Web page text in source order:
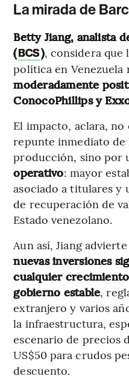
La mirada de
Betty Jiang, analista
(BCS), considera que
política en Venezuela
moderadamente
ConocoPhillips y
El impacto, aclara,
repunte inmediato de
producción, sino por
operativo: mayor
asociado a titulares y
de recuperación de
Estado venezolano.
Aun así, Jiang
nuevas inversiones
cualquier
gobierno estable,
extranjero y varios
la infraestructura,
escenario de precios
US$50 para crudos
descuento.